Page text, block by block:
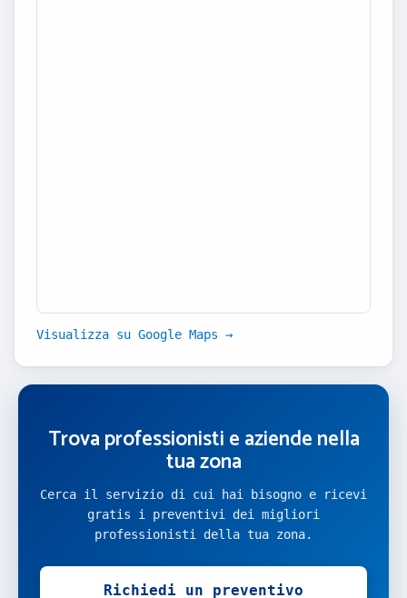
Visualizza su Google Maps →
Trova professionisti e aziende nella
tua zona
Cerca il servizio di cui hai bisogno e ricevi
gratis i preventivi dei migliori
professionisti della tua zona.
Richiedi un preventivo